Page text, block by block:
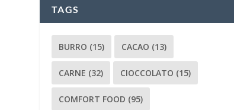
TAGS
BURRO (15) CACAO (13)
CARNE (32) CIOCCOLATO (15)
COMFORT FOOD (95)